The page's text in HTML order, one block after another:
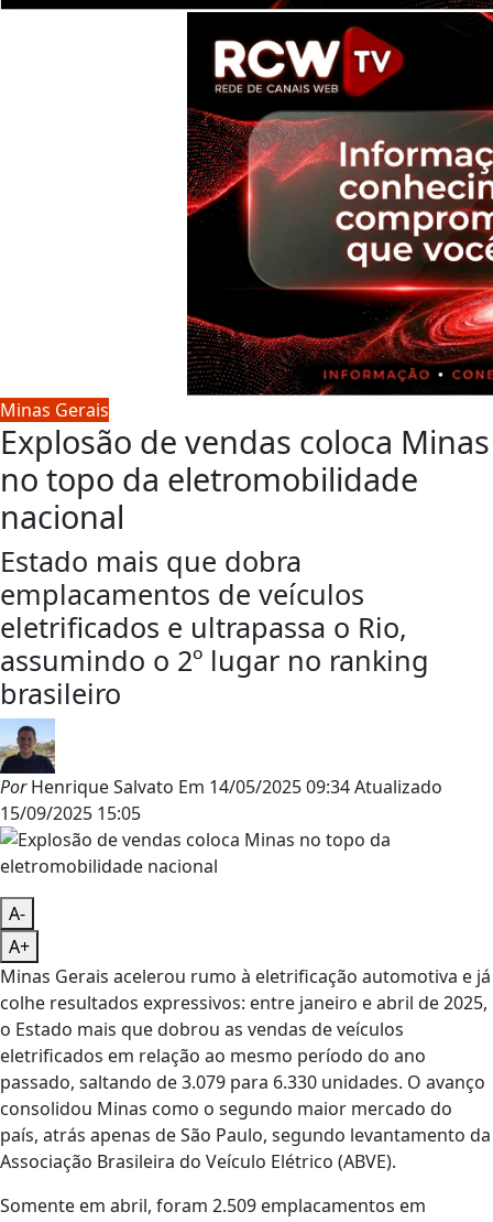
Minas Gerais
Explosão de vendas coloca Minas
no topo da eletromobilidade
nacional
Estado mais que dobra
emplacamentos de veículos
eletrificados e ultrapassa o Rio,
assumindo o 2º lugar no ranking
brasileiro
PorHenrique Salvato Em 14/05/2025 09:34Atualizado
15/09/2025 15:05
A-
A+
Minas Gerais acelerou rumo à eletrificação automotiva e já
colhe resultados expressivos: entre janeiro e abril de 2025,
o Estado mais que dobrou as vendas de veículos
eletrificados em relação ao mesmo período do ano
passado, saltando de 3.079 para 6.330 unidades. O avanço
consolidou Minas como o segundo maior mercado do
país, atrás apenas de São Paulo, segundo levantamento da
Associação Brasileira do Veículo Elétrico (ABVE).
Somente em abril, foram 2.509 emplacamentos em